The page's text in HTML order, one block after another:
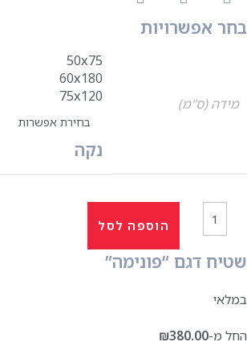
בחר אפשרויות
מידה (ס"מ)
50x75
60x180
75x120
נקה
הוספה לסל
שטיח דגם “פונימה”
במלאי
החל מ- ₪380.00